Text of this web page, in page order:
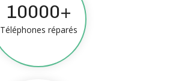
10000+
Téléphones réparés